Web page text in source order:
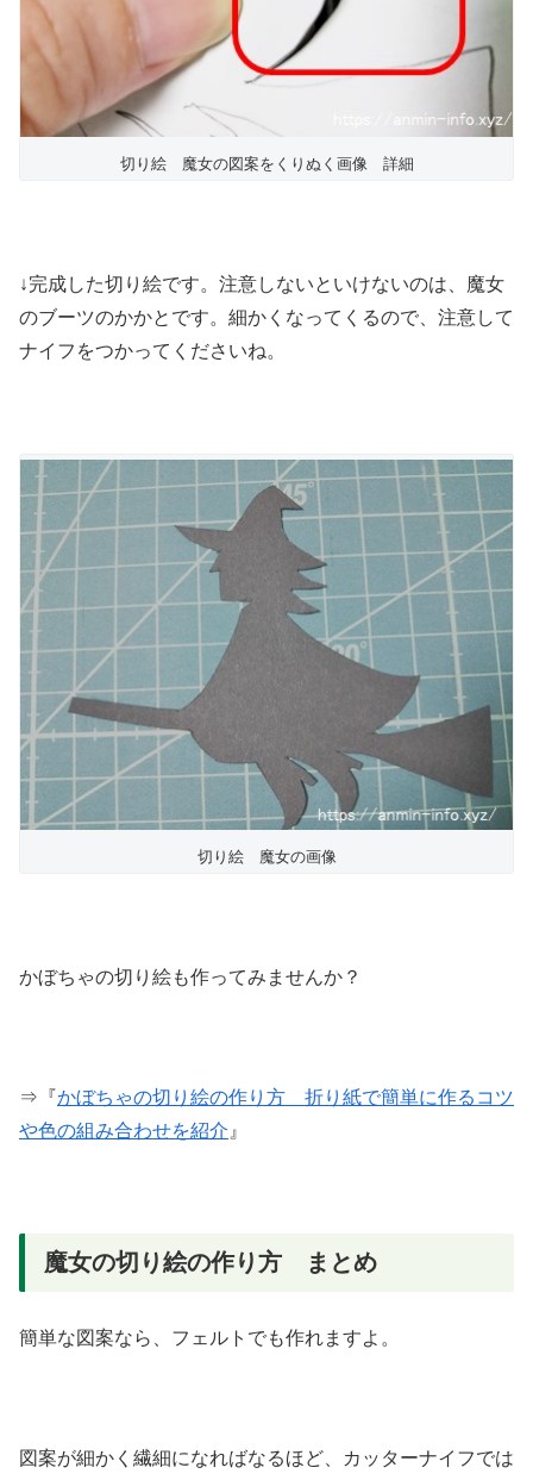
切り絵 魔女の図案をくりぬく画像 詳細
↓完成した切り絵です。注意しないといけないのは、魔女
のブーツのかかとです。細かくなってくるので、注意して
ナイフをつかってくださいね。
切り絵 魔女の画像
かぼちゃの切り絵も作ってみませんか？
⇒『かぼちゃの切り絵の作り方 折り紙で簡単に作るコツ
や色の組み合わせを紹介 』
魔女の切り絵の作り方 まとめ
簡単な図案なら、フェルトでも作れますよ。
図案が細かく繊細になればなるほど、カッターナイフでは